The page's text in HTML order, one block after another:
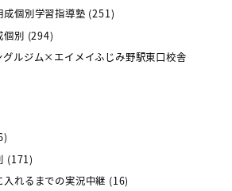
個別学習指導塾 (251)
個別 (294)
グルジム×エイメイふじみ野駅東口校舎
(171)
れるまでの実況中継 (16)